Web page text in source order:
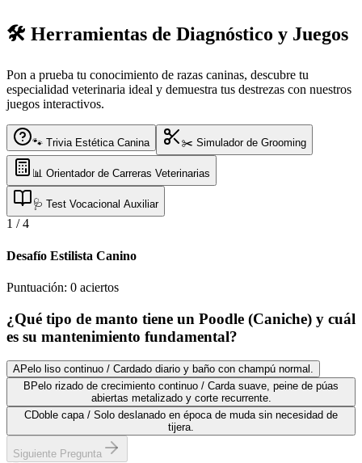
🛠️ Herramientas de Diagnóstico y Juegos
Pon a prueba tu conocimiento de razas caninas, descubre tu
especialidad veterinaria ideal y demuestra tus destrezas con nuestros
juegos interactivos.
🐾 Trivia Estética Canina ✂️ Simulador de Grooming
📊 Orientador de Carreras Veterinarias
🩺 Test Vocacional Auxiliar
1 /4
Desafío Estilista Canino
Puntuación: 0 aciertos
¿Qué tipo de manto tiene un Poodle (Caniche) y cuál
es su mantenimiento fundamental?
APelo liso continuo / Cardado diario y baño con champú normal.
B Pelo rizado de crecimiento continuo / Carda suave, peine de púas
abiertas metalizado y corte recurrente.
CDoble capa / Solo deslanado en época de muda sin necesidad de
tijera.
Siguiente Pregunta